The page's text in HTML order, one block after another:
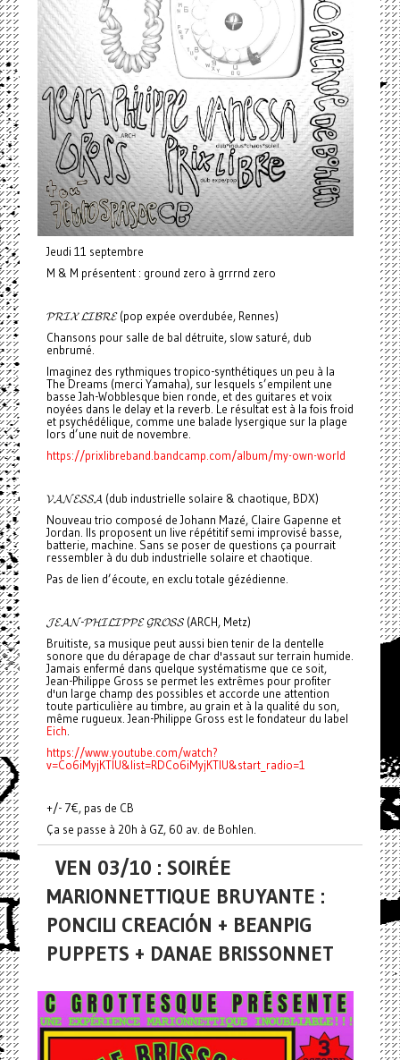
Jeudi 11 septembre
M & M présentent : ground zero à grrrnd zero
𝓟𝓡𝓘𝓧 𝓛𝓘𝓑𝓡𝓔 (pop expée overdubée, Rennes)
Chansons pour salle de bal détruite, slow saturé, dub
enbrumé.
Imaginez des rythmiques tropico-synthétiques un peu à la
The Dreams (merci Yamaha), sur lesquels s’empilent une
basse Jah-Wobblesque bien ronde, et des guitares et voix
noyées dans le delay et la reverb. Le résultat est à la fois froid
et psychédélique, comme une balade lysergique sur la plage
lors d’une nuit de novembre.
https://prixlibreband.bandcamp.com/album/my-own-world
𝓥𝓐𝓝𝓔𝓢𝓢𝓐 (dub industrielle solaire & chaotique, BDX)
Nouveau trio composé de Johann Mazé, Claire Gapenne et
Jordan. Ils proposent un live répétitif semi improvisé basse,
batterie, machine. Sans se poser de questions ça pourrait
ressembler à du dub industrielle solaire et chaotique.
Pas de lien d’écoute, en exclu totale gézédienne.
𝓙𝓔𝓐𝓝-𝓟𝓗𝓘𝓛𝓘𝓟𝓟𝓔 𝓖𝓡𝓞𝓢𝓢 (ARCH, Metz)
Bruitiste, sa musique peut aussi bien tenir de la dentelle
sonore que du dérapage de char d'assaut sur terrain humide.
Jamais enfermé dans quelque systématisme que ce soit,
Jean-Philippe Gross se permet les extrêmes pour profiter
d'un large champ des possibles et accorde une attention
toute particulière au timbre, au grain et à la qualité du son,
même rugueux. Jean-Philippe Gross est le fondateur du label
Eich
https://www.youtube.com/watch?
v=Co6iMyjKTlU&list=RDCo6iMyjKTlU&start_radio=1
+/- 7€, pas de CB
Ça se passe à 20h à GZ, 60 av. de Bohlen.
VEN 03/10 : SOIRÉE
MARIONNETTIQUE BRUYANTE :
PONCILI CREACIÓN + BEANPIG
PUPPETS + DANAE BRISSONNET